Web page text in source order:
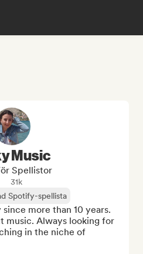
Music
Spellistor
31k
Spotify-spellista
more than 10 years.
music. Always looking for
in the niche of